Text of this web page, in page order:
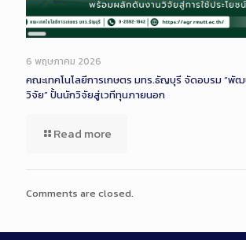
Long
Description
6 พฤษภาคม 2026
คณะเทคโนโลยีการเกษตร มทร.ธัญบุรี จัดอบรม “พั
วิจัย” ปั้นนักวิจัยสู่เวทีทุนภายนอก
Read more
Comments are closed.